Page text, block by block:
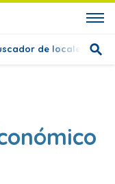
de locales